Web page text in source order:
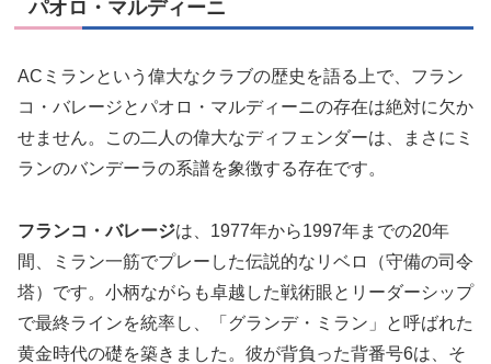
パオロ・マルディーニ
ACミランという偉大なクラブの歴史を語る上で、フラン
コ・バレージとパオロ・マルディーニの存在は絶対に欠か
せません。この二人の偉大なディフェンダーは、まさにミ
ランのバンデーラの系譜を象徴する存在です。
フランコ・バレージは、1977年から1997年までの20年
間、ミラン一筋でプレーした伝説的なリベロ（守備の司令
塔）です。小柄ながらも卓越した戦術眼とリーダーシップ
で最終ラインを統率し、「グランデ・ミラン」と呼ばれた
黄金時代の礎を築きました。彼が背負った背番号6は、そ